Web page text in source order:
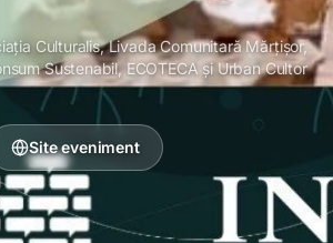
Culturalis, Livada Comunitară Mărțișor,
Sustenabil, ECOTECA și Urban Cultor
Site eveniment